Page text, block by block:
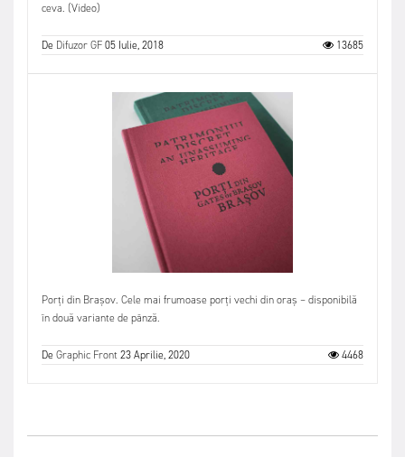
ceva. (Video)
De Difuzor GF05 Iulie, 2018 13685
Porți din Brașov. Cele mai frumoase porți vechi din oraș – disponibilă
în două variante de pânză.
DeGraphic Front23 Aprilie, 2020 4468